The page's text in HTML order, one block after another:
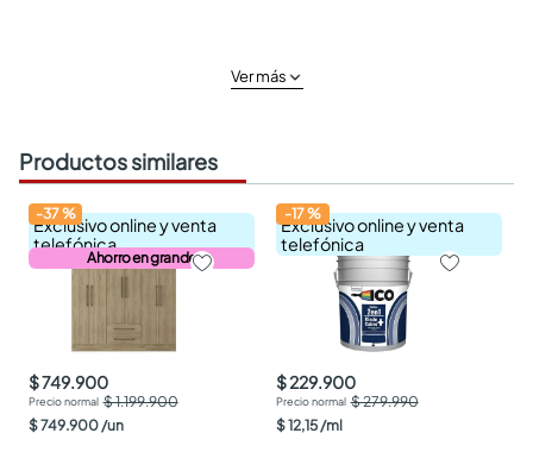
Ver más
Productos similares
Exclusivo online y venta
telefónica
Ahorro en grande
-37%
$ 749.900
$ 1.199.900
$749.900 /un
Exclusivo online y venta
telefónica
-17%
$ 229.900
$ 279.990
$12,15 /ml